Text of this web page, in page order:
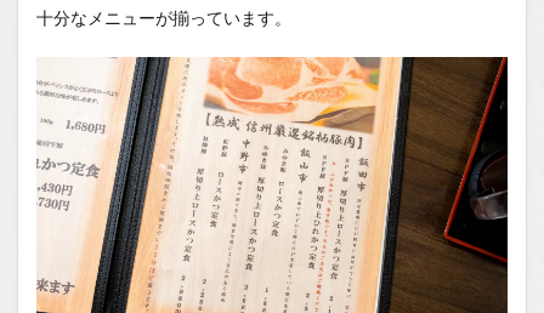
十分なメニューが揃っています。